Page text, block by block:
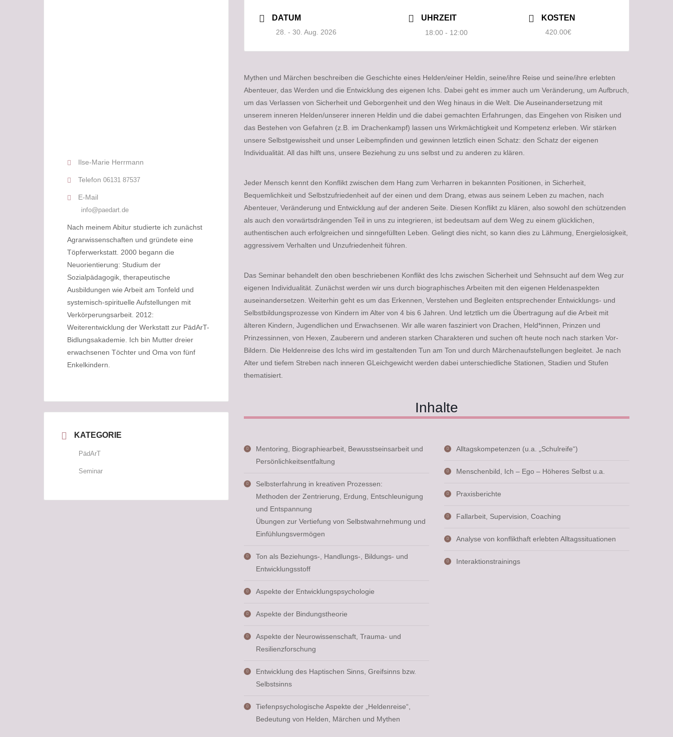
Ilse-Marie Herrmann
Telefon 06131 87537
E-Mail
info@paedart.de
Nach meinem Abitur studierte ich zunächst
Agrarwissenschaften und gründete eine
Töpferwerkstatt. 2000 begann die
Neuorientierung: Studium der
Sozialpädagogik, therapeutische
Ausbildungen wie Arbeit am Tonfeld und
systemisch-spirituelle Aufstellungen mit
Verkörperungsarbeit. 2012:
Weiterentwicklung der Werkstatt zur PädArT-
Bidlungsakademie. Ich bin Mutter dreier
erwachsenen Töchter und Oma von fünf
Enkelkindern.
KATEGORIE
PädArT
Seminar
DATUM
28. - 30. Aug. 2026
UHRZEIT
18:00 - 12:00
KOSTEN
420.00€
Mythen und Märchen beschreiben die Geschichte eines Helden/einer Heldin, seine/ihre Reise und seine/ihre erlebten
Abenteuer, das Werden und die Entwicklung des eigenen Ichs. Dabei geht es immer auch um Veränderung, um Aufbruch,
um das Verlassen von Sicherheit und Geborgenheit und den Weg hinaus in die Welt. Die Auseinandersetzung mit
unserem inneren Helden/unserer inneren Heldin und die dabei gemachten Erfahrungen, das Eingehen von Risiken und
das Bestehen von Gefahren (z.B. im Drachenkampf) lassen uns Wirkmächtigkeit und Kompetenz erleben. Wir stärken
unsere Selbstgewissheit und unser Leibempfinden und gewinnen letztlich einen Schatz: den Schatz der eigenen
Individualität. All das hilft uns, unsere Beziehung zu uns selbst und zu anderen zu klären.
Jeder Mensch kennt den Konflikt zwischen dem Hang zum Verharren in bekannten Positionen, in Sicherheit,
Bequemlichkeit und Selbstzufriedenheit auf der einen und dem Drang, etwas aus seinem Leben zu machen, nach
Abenteuer, Veränderung und Entwicklung auf der anderen Seite. Diesen Konflikt zu klären, also sowohl den schützenden
als auch den vorwärtsdrängenden Teil in uns zu integrieren, ist bedeutsam auf dem Weg zu einem glücklichen,
authentischen auch erfolgreichen und sinngefüllten Leben. Gelingt dies nicht, so kann dies zu Lähmung, Energielosigkeit,
aggressivem Verhalten und Unzufriedenheit führen.
Das Seminar behandelt den oben beschriebenen Konflikt des Ichs zwischen Sicherheit und Sehnsucht auf dem Weg zur
eigenen Individualität. Zunächst werden wir uns durch biographisches Arbeiten mit den eigenen Heldenaspekten
auseinandersetzen. Weiterhin geht es um das Erkennen, Verstehen und Begleiten entsprechender Entwicklungs- und
Selbstbildungsprozesse von Kindern im Alter von 4 bis 6 Jahren. Und letztlich um die Übertragung auf die Arbeit mit
älteren Kindern, Jugendlichen und Erwachsenen. Wir alle waren fasziniert von Drachen, Held*innen, Prinzen und
Prinzessinnen, von Hexen, Zauberern und anderen starken Charakteren und suchen oft heute noch nach starken Vor-
Bildern. Die Heldenreise des Ichs wird im gestaltenden Tun am Ton und durch Märchenaufstellungen begleitet. Je nach
Alter und tiefem Streben nach inneren GLeichgewicht werden dabei unterschiedliche Stationen, Stadien und Stufen
thematisiert.
Inhalte
Mentoring, Biographiearbeit, Bewusstseinsarbeit und
Persönlichkeitsentfaltung
Selbsterfahrung in kreativen Prozessen:
Methoden der Zentrierung, Erdung, Entschleunigung
und Entspannung
Übungen zur Vertiefung von Selbstwahrnehmung und
Einfühlungsvermögen
Ton als Beziehungs-, Handlungs-, Bildungs- und
Entwicklungsstoff
Aspekte der Entwicklungspsychologie
Aspekte der Bindungstheorie
Aspekte der Neurowissenschaft, Trauma- und
Resilienzforschung
Entwicklung des Haptischen Sinns, Greifsinns bzw.
Selbstsinns
Tiefenpsychologische Aspekte der „Heldenreise“,
Bedeutung von Helden, Märchen und Mythen
Alltagskompetenzen (u.a. „Schulreife“)
Menschenbild, Ich – Ego – Höheres Selbst u.a.
Praxisberichte
Fallarbeit, Supervision, Coaching
Analyse von konflikthaft erlebten Alltagssituationen
Interaktionstrainings